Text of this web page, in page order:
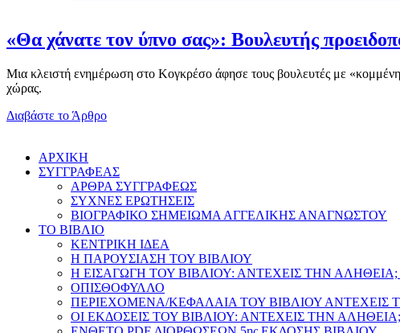
«Θα χάνατε τον ύπνο σας»: Βουλευτής
Μια κλειστή ενημέρωση στο Κογκρέσο άφησε τους βουλευτές με «κομμένη
χώρας.
Διαβάστε το Άρθρο
AΡΧΙΚΗ
ΣΥΓΓΡΑΦΕΑΣ
ΑΡΘΡΑ ΣΥΓΓΡΑΦΕΩΣ
ΣΥΧΝΕΣ ΕΡΩΤΗΣΕΙΣ
ΒΙΟΓΡΑΦΙΚΟ ΣΗΜΕΙΩΜΑ ΑΓΓΕΛΙΚΗΣ ΑΝΑΓΝΩΣΤΟΥ
ΤΟ ΒΙΒΛΙΟ
ΚΕΝΤΡΙΚΗ ΙΔΕΑ
Η ΠΑΡΟΥΣΙΑΣΗ ΤΟΥ ΒΙΒΛΙΟΥ
Η ΕΙΣΑΓΩΓΗ ΤΟΥ ΒΙΒΛΙΟΥ: ΑΝΤΕΧΕΙΣ ΤΗΝ
ΟΠΙΣΘΟΦΥΛΛΟ
ΠΕΡΙΕΧΟΜΕΝΑ/ΚΕΦΑΛΑΙΑ ΤΟΥ ΒΙΒΛΙΟΥ ΑΝΤΕΧΕΙΣ
ΟΙ ΕΚΔΟΣΕΙΣ ΤΟΥ ΒΙΒΛΙΟΥ: ΑΝΤΕΧΕΙΣ ΤΗΝ